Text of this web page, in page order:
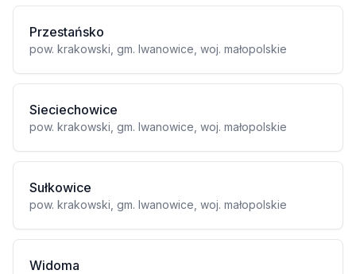
Przestańsko
pow. krakowski, gm. Iwanowice, woj. małopolskie
Sieciechowice
pow. krakowski, gm. Iwanowice, woj. małopolskie
Sułkowice
pow. krakowski, gm. Iwanowice, woj. małopolskie
Widoma